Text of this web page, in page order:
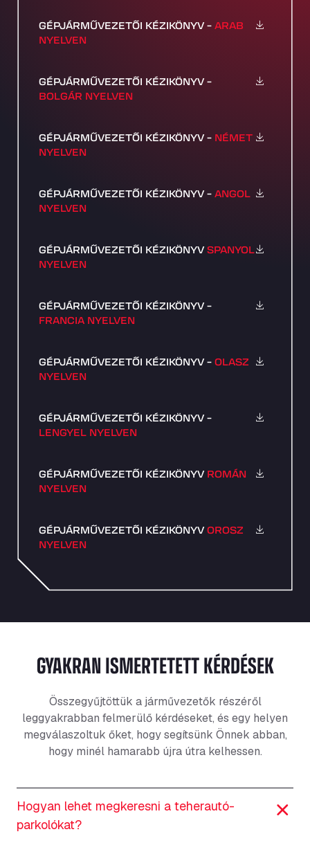
GÉPJÁRMŰVEZETŐI KÉZIKÖNYV – ARAB
NYELVEN
GÉPJÁRMŰVEZETŐI KÉZIKÖNYV –
BOLGÁR NYELVEN
GÉPJÁRMŰVEZETŐI KÉZIKÖNYV – NÉMET
NYELVEN
GÉPJÁRMŰVEZETŐI KÉZIKÖNYV – ANGOL
NYELVEN
GÉPJÁRMŰVEZETŐI KÉZIKÖNYV SPANYOL
NYELVEN
GÉPJÁRMŰVEZETŐI KÉZIKÖNYV –
FRANCIA NYELVEN
GÉPJÁRMŰVEZETŐI KÉZIKÖNYV – OLASZ
NYELVEN
GÉPJÁRMŰVEZETŐI KÉZIKÖNYV –
LENGYEL NYELVEN
GÉPJÁRMŰVEZETŐI KÉZIKÖNYV ROMÁN
NYELVEN
GÉPJÁRMŰVEZETŐI KÉZIKÖNYV OROSZ
NYELVEN
GYAKRAN ISMERTETETT KÉRDÉSEK
Összegyűjtöttük a járművezetők részéről
leggyakrabban felmerülő kérdéseket, és egy helyen
megválaszoltuk őket, hogy segítsünk Önnek abban,
hogy minél hamarabb újra útra kelhessen.
Hogyan lehet megkeresni a teherautó-
parkolókat?